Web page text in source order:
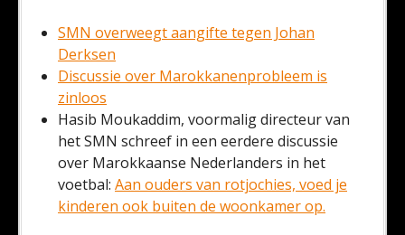
SMN overweegt aangifte tegen Johan
Derksen
Discussie over Marokkanenprobleem is
zinloos
Hasib Moukaddim, voormalig directeur van
het SMN schreef in een eerdere discussie
over Marokkaanse Nederlanders in het
voetbal: Aan ouders van rotjochies, voed je
kinderen ook buiten de woonkamer op.